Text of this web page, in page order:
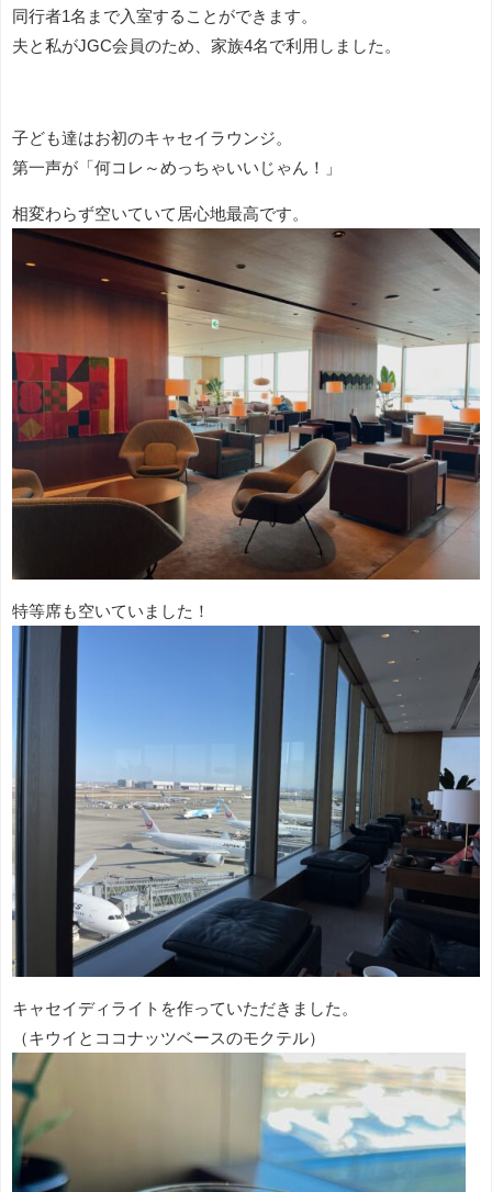
同行者1名まで入室することができます。
夫と私がJGC会員のため、家族4名で利用しました。
子ども達はお初のキャセイラウンジ。
第一声が「何コレ～めっちゃいいじゃん！」
相変わらず空いていて居心地最高です。
特等席も空いていました！
キャセイディライトを作っていただきました。
（キウイとココナッツベースのモクテル）